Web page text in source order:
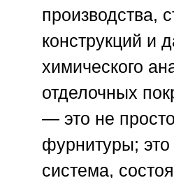
производства,
конструкций и
химического
отделочных
— это не
фурнитуры;
система,